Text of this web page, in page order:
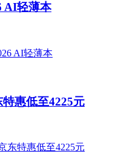
AI轻薄本
惠低至4225元